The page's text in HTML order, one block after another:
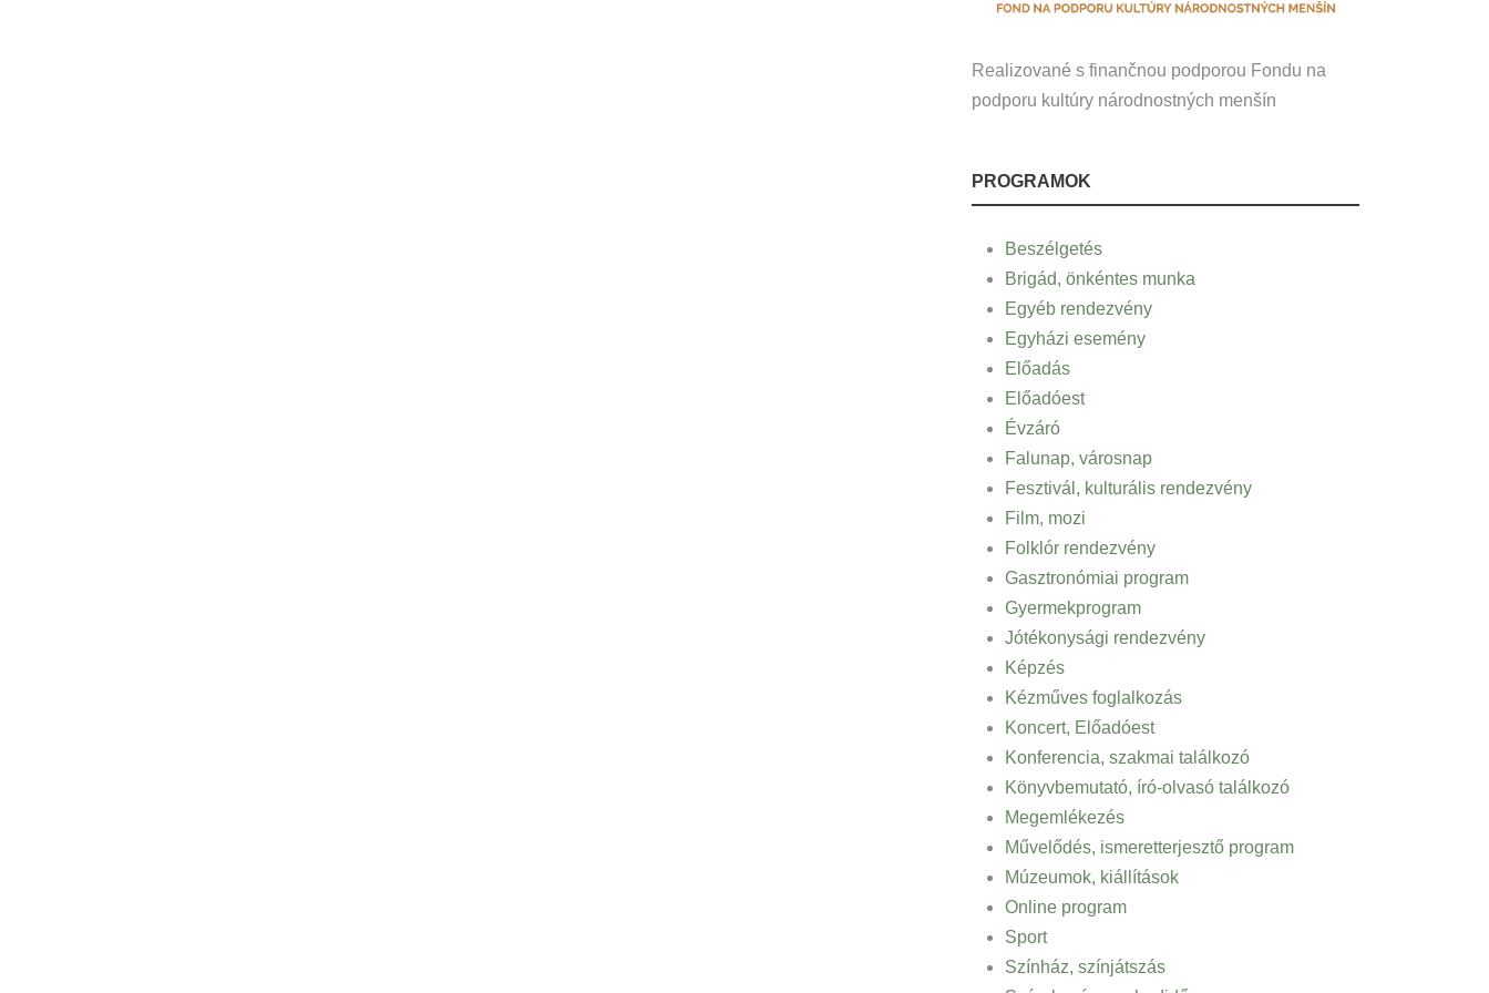
Realizované s finančnou podporou Fondu na
podporu kultúry národnostných menšín
PROGRAMOK
Beszélgetés
Brigád, önkéntes munka
Egyéb rendezvény
Egyházi esemény
Előadás
Előadóest
Évzáró
Falunap, városnap
Fesztivál, kulturális rendezvény
Film, mozi
Folklór rendezvény
Gasztronómiai program
Gyermekprogram
Jótékonysági rendezvény
Képzés
Kézműves foglalkozás
Koncert, Előadóest
Konferencia, szakmai találkozó
Könyvbemutató, író-olvasó találkozó
Megemlékezés
Művelődés, ismeretterjesztő program
Múzeumok, kiállítások
Online program
Sport
Színház, színjátszás